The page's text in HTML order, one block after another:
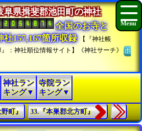
阜県揖斐郡池田町の神社
全国のお寺と
社157,167箇所収録
【『神社帳
』：神社順位情報サイト】《神社サーチ》ホ
神社ラン
キング▼
寺院ラン
キング▼
野町』 33.『本巣郡北方町』